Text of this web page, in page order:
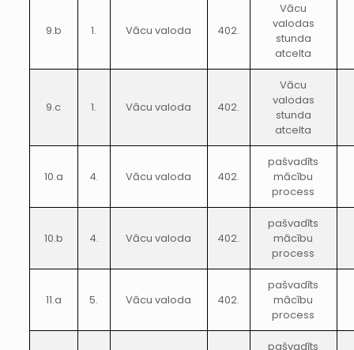
9.b 1. Vācu valoda 402.
Vācu
valodas
stunda
atcelta
9.c 1. Vācu valoda 402.
Vācu
valodas
stunda
atcelta
10.a 4. Vācu valoda 402.
pašvadīts
mācību
process
10.b 4. Vācu valoda 402.
pašvadīts
mācību
process
11.a 5. Vācu valoda 402.
pašvadīts
mācību
process
pašvadīts